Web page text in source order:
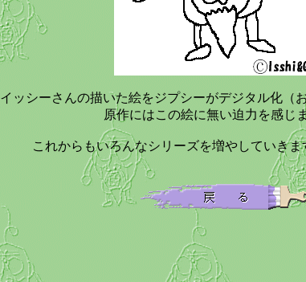
イッシーさんの描いた絵をジプシーがデジタル化（
原作にはこの絵に無い迫力を感じ
これからもいろんなシリーズを増やしていきま